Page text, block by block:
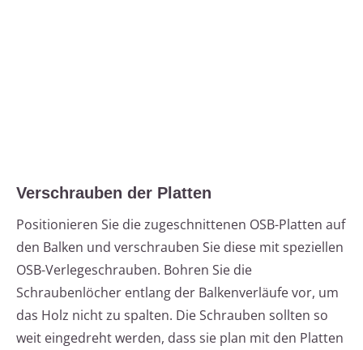
Verschrauben der Platten
Positionieren Sie die zugeschnittenen OSB-Platten auf
den Balken und verschrauben Sie diese mit speziellen
OSB-Verlegeschrauben. Bohren Sie die
Schraubenlöcher entlang der Balkenverläufe vor, um
das Holz nicht zu spalten. Die Schrauben sollten so
weit eingedreht werden, dass sie plan mit den Platten